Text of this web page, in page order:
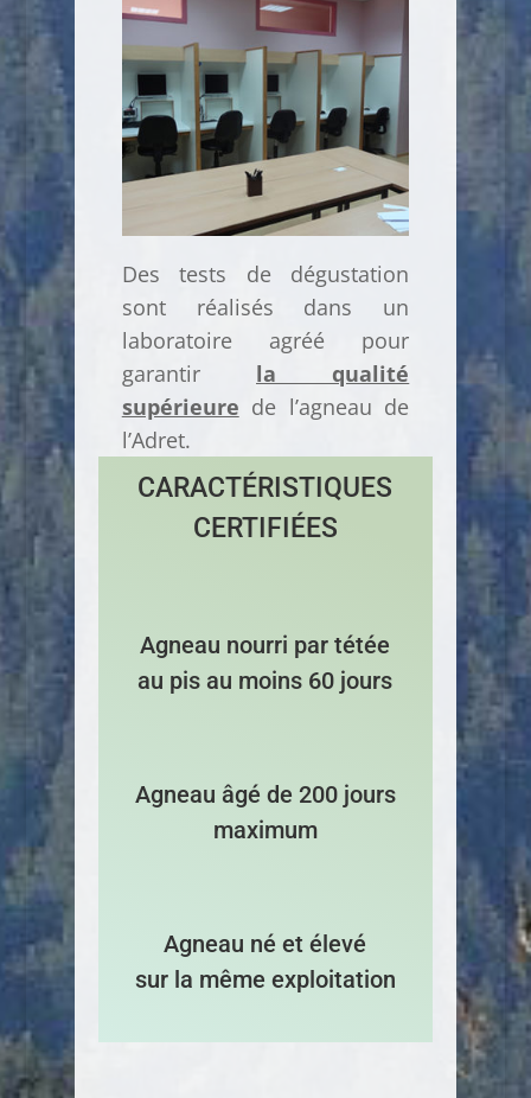
Des tests de dégustation
sont réalisés dans un
laboratoire agréé pour
garantir la qualité
supérieure de l’agneau de
l’Adret.
CARACTÉRISTIQUES
CERTIFIÉES
Agneau nourri par tétée
au pis au moins 60 jours
Agneau âgé de 200 jours
maximum
Agneau né et élevé
sur la même exploitation